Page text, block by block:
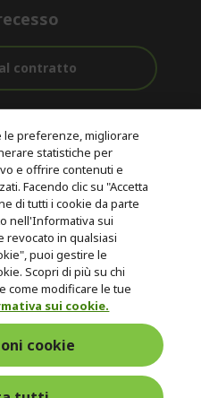
contratto
e post
Con 0% Di
Tasso
D'interesse
dei prodotti Acer venduti in
le preferenze, migliorare
statistiche per
e offrire contenuti e
Facendo clic su "Accetta
di tutti i cookie da parte
nell'Informativa sui
revocato in qualsiasi
puoi gestire le
Scopri di più su chi
come modificare le tue
sui cookie.
cookie